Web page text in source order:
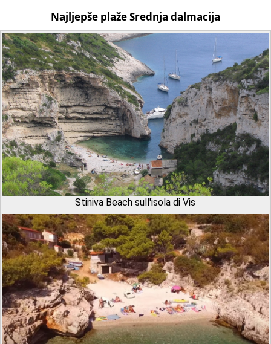
Najljepše plaže Srednja dalmacija
Stiniva Beach sull'isola di Vis